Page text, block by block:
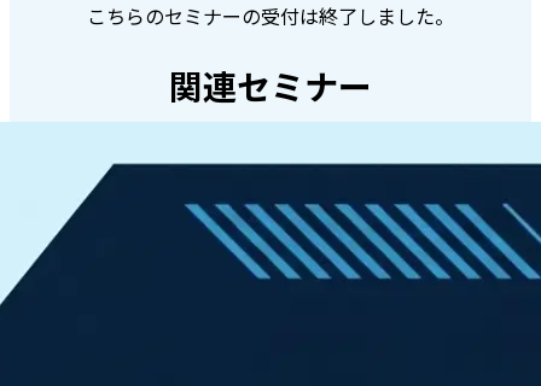
こちらのセミナーの受付は終了しました。
関連セミナー